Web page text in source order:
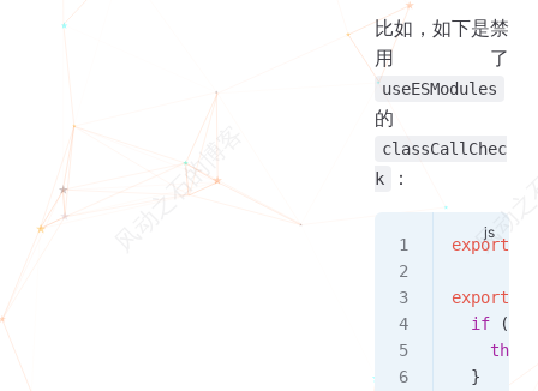
比如，如下是禁
用了
useESModules
的
classCallChec
k
：
exports
exports
  if
(
    throw
  }